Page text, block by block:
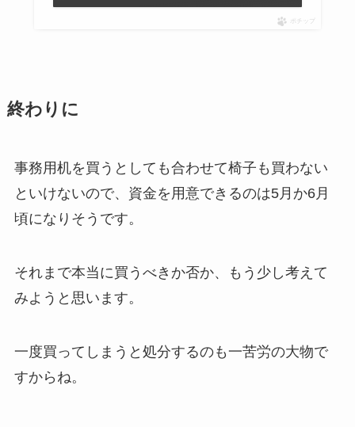
ポチップ
終わりに
事務用机を買うとしても合わせて椅子も買わない
といけないので、資金を用意できるのは5月か6月
頃になりそうです。
それまで本当に買うべきか否か、もう少し考えて
みようと思います。
一度買ってしまうと処分するのも一苦労の大物で
すからね。